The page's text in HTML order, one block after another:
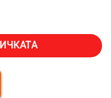
етерични масла VEVOR